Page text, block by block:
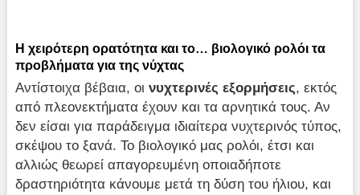
Η χειρότερη ορατότητα και το… βιολογικό ρολόι τα
προβλήματα για της νύχτας
Αντίστοιχα βέβαια, οινυχτερινές εξορμήσεις, εκτός
από πλεονεκτήματα έχουν και τα αρνητικά τους. Αν
δεν είσαι για παράδειγμα ιδιαίτερα νυχτερινός τύπος,
σκέψου το ξανά. Το βιολογικό μας ρολόι, έτσι και
αλλιώς θεωρεί απαγορευμένη οποιαδήποτε
δραστηριότητα κάνουμε μετά τη δύση του ήλιου, και